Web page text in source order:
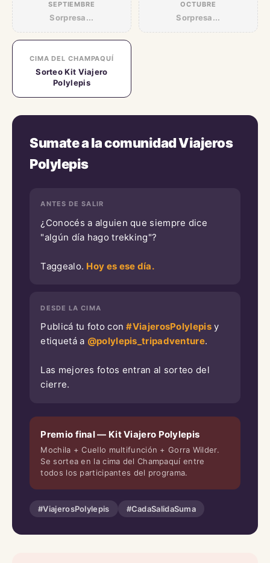
SEPTIEMBRE
Sorpresa...
OCTUBRE
Sorpresa...
CIMA DEL CHAMPAQUÍ
Sorteo Kit Viajero
Polylepis
Sumate a la comunidad Viajeros
Polylepis
ANTES DE SALIR
¿Conocés a alguien que siempre dice
"algún día hago trekking"?
Taggealo. Hoy es ese día.
DESDE LA CIMA
Publicá tu foto con#ViajerosPolylepisy
etiquetá a @polylepis_tripadventure.
Las mejores fotos entran al sorteo del
cierre.
Premio final — Kit Viajero Polylepis
Mochila + Cuello multifunción + Gorra Wilder.
Se sortea en la cima del Champaquí entre
todos los participantes del programa.
#ViajerosPolylepis #CadaSalidaSuma